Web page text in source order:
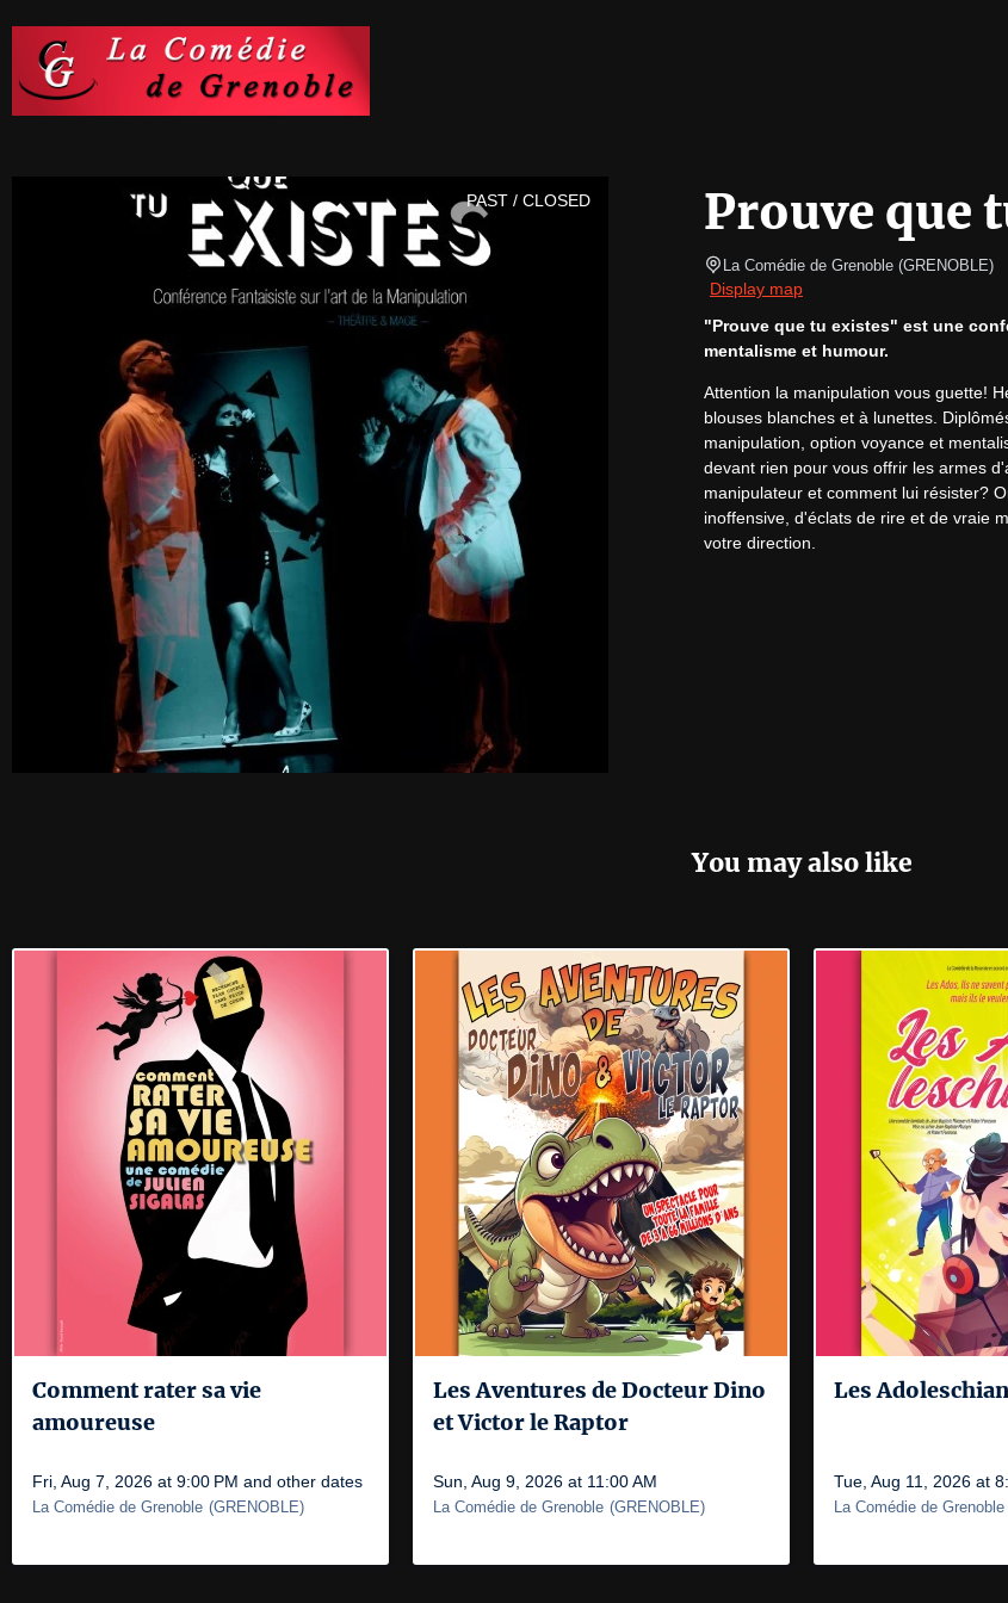
PAST / CLOSED Prouve que
La Comédie de Grenoble (GRENOBLE)
Display map
"Prouve que tu existes" est une
mentalisme et humour.
Attention la manipulation vous guette!
blouses blanches et à lunettes.
manipulation, option voyance et
devant rien pour vous offrir les armes
manipulateur et comment lui résister?
inoffensive, d'éclats de rire et de vraie
votre direction.
You may also like
Comment rater sa vie
amoureuse
Fri, Aug 7, 2026 at 9:00 PM and other dates
La Comédie de Grenoble (GRENOBLE)
Les Aventures de Docteur Dino
et Victor le Raptor
Sun, Aug 9, 2026 at 11:00 AM
La Comédie de Grenoble (GRENOBLE)
Les
Tue, Aug 11, 2026 at
La Comédie de Grenoble